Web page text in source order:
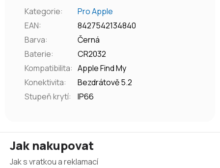
Kategorie:
Pro Apple
EAN:
8427542134840
Barva:
Černá
Baterie:
CR2032
Kompatibilita: Apple Find My
Konektivita:
Bezdrátově 5.2
Stupeň krytí: IP66
Jak nakupovat
Jak s vratkou a reklamací